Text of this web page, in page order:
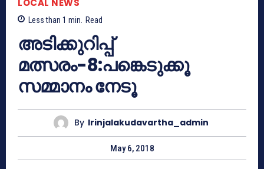
Less than 1 min. Read
അടിക്കുറിപ്പ്
മത്സരം-8:പങ്കെടുക്കൂ
സമ്മാനം നേടൂ
By Irinjalakudavartha_admin
May 6, 2018